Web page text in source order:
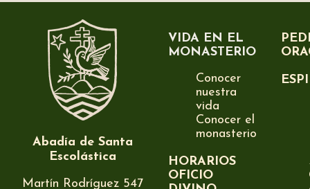
Abadía de Santa
Escolástica
Martín Rodríguez 547
VIDA EN EL
MONASTERIO
Conocer
nuestra
vida
Conocer el
monasterio
HORARIOS
OFICIO